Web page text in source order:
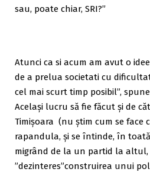
sau, poate chiar, SRI?”
Atunci ca si acum am avut o
de a prelua societati cu
cel mai scurt timp posibil”,
Același lucru să fie făcut și de
Timișoara (nu știm cum se face
rapandula, și se întinde, în
migrând de la un partid la altul,
”dezinteres”construirea unui